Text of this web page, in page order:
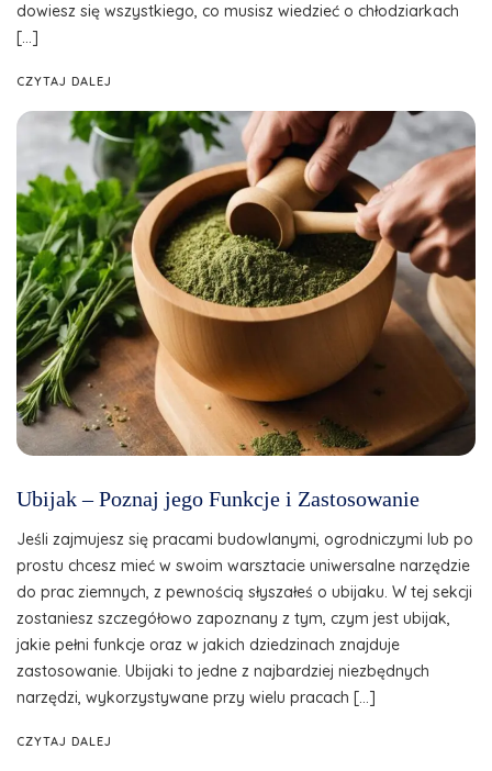
dowiesz się wszystkiego, co musisz wiedzieć o chłodziarkach
[…]
CZYTAJ DALEJ
Ubijak – Poznaj jego Funkcje i Zastosowanie
Jeśli zajmujesz się pracami budowlanymi, ogrodniczymi lub po
prostu chcesz mieć w swoim warsztacie uniwersalne narzędzie
do prac ziemnych, z pewnością słyszałeś o ubijaku. W tej sekcji
zostaniesz szczegółowo zapoznany z tym, czym jest ubijak,
jakie pełni funkcje oraz w jakich dziedzinach znajduje
zastosowanie. Ubijaki to jedne z najbardziej niezbędnych
narzędzi, wykorzystywane przy wielu pracach […]
CZYTAJ DALEJ